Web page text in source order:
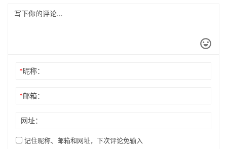
*昵称：
*邮箱：
网址：
记住昵称、邮箱和网址，下次评论免输入